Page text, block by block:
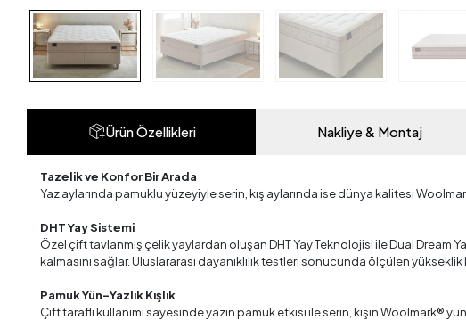
Ürün Özellikleri Nakliye & Montaj
Tazelik ve Konfor Bir Arada
Yaz aylarında pamuklu yüzeyiyle serin, kış aylarında ise dünya kalitesi
DHT Yay Sistemi
Özel çift tavlanmış çelik yaylardan oluşan DHT Yay Teknolojisi ile Dual Dream
kalmasını sağlar. Uluslararası dayanıklılık testleri sonucunda ölçülen
Pamuk Yün-Yazlık Kışlık
Çift taraflı kullanımı sayesinde yazın pamuk etkisi ile serin, kışın Woolmark®